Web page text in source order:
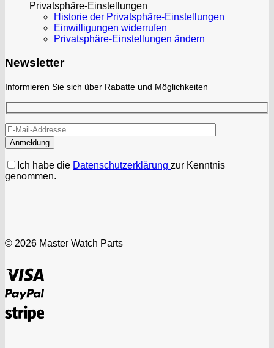
Privatsphäre-Einstellungen
Historie der Privatsphäre-Einstellungen
Einwilligungen widerrufen
Privatsphäre-Einstellungen ändern
Newsletter
Informieren Sie sich über Rabatte und Möglichkeiten
Ich habe die Datenschutzerklärung zur Kenntnis
genommen.
© 2026 Master Watch Parts
PayPal
Stripe